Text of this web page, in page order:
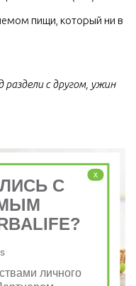
пищи, который ни в
с другом, ужин
x
С
личного